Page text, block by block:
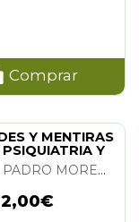
Comprar
Y MENTIRAS
PSIQUIATRIA Y
DANIEL PADRO MORENO